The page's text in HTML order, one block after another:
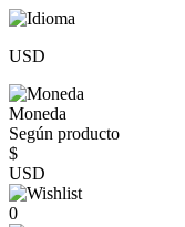
USD
Moneda
Según producto
$
USD
0